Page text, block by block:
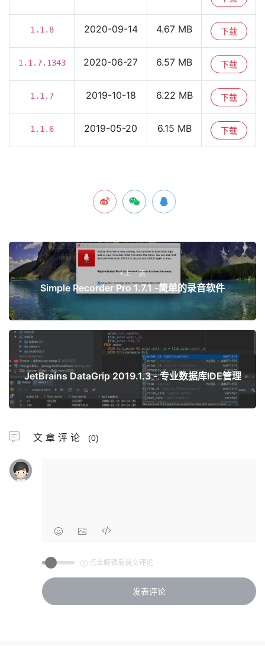
1.1.8 2020-09-14 4.67 MB 下载
1.1.7.1343 2020-06-27 6.57 MB 下载
1.1.7 2019-10-18 6.22 MB 下载
1.1.6 2019-05-20 6.15 MB 下载
上一篇
Simple Recorder Pro 1.7.1 -简单的录音软件
下一篇
JetBrains DataGrip 2019.1.3 - 专业数据库IDE管理
文章评论 (0)
点击解锁后提交评论